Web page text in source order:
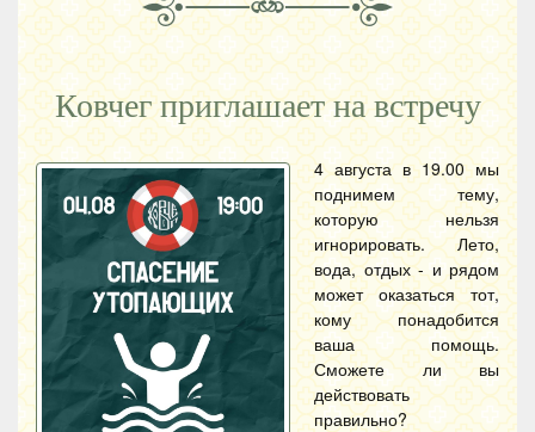
Ковчег приглашает на встречу
4 августа в 19.00 мы
поднимем тему,
которую нельзя
игнорировать. Лето,
вода, отдых - и рядом
может оказаться тот,
кому понадобится
ваша помощь.
Сможете ли вы
действовать
правильно?